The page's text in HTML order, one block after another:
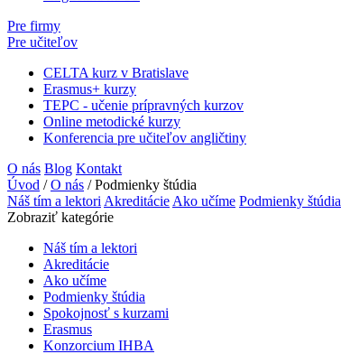
Pre firmy
Pre učiteľov
CELTA kurz v Bratislave
Erasmus+ kurzy
TEPC - učenie prípravných kurzov
Online metodické kurzy
Konferencia pre učiteľov angličtiny
O nás Blog Kontakt
Úvod /O nás /Podmienky štúdia
Náš tím a lektori Akreditácie Ako učíme Podmienky štúdia
Zobraziť kategórie
Náš tím a lektori
Akreditácie
Ako učíme
Podmienky štúdia
Spokojnosť s kurzami
Erasmus
Konzorcium IHBA